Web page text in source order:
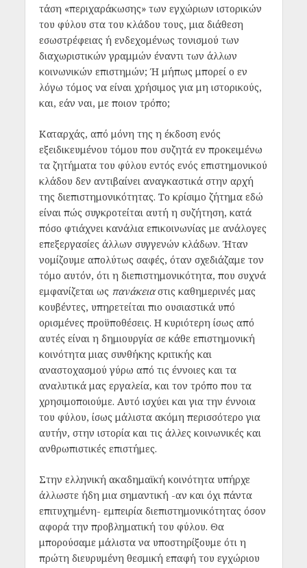
τάση «περιχαράκωσης» των εγχώριων ιστορικών
του φύλου στα του κλάδου τους, μια διάθεση
εσωστρέφειας ή ενδεχομένως τονισμού των
διαχωριστικών γραμμών έναντι των άλλων
κοινωνικών επιστημών; Ή μήπως μπορεί ο εν
λόγω τόμος να είναι χρήσιμος για μη ιστορικούς,
και, εάν ναι, με ποιον τρόπο;
Καταρχάς, από μόνη της η έκδοση ενός
εξειδικευμένου τόμου που συζητά εν προκειμένω
τα ζητήματα του φύλου εντός ενός επιστημονικού
κλάδου δεν αντιβαίνει αναγκαστικά στην αρχή
της διεπιστημονικότητας. Το κρίσιμο ζήτημα εδώ
είναι πώς συγκροτείται αυτή η συζήτηση, κατά
πόσο φτιάχνει κανάλια επικοινωνίας με ανάλογες
επεξεργασίες άλλων συγγενών κλάδων. Ήταν
νομίζουμε απολύτως σαφές, όταν σχεδιάζαμε τον
τόμο αυτόν, ότι η διεπιστημονικότητα, που συχνά
εμφανίζεται ως πανάκειαστις καθημερινές μας
κουβέντες, υπηρετείται πιο ουσιαστικά υπό
ορισμένες προϋποθέσεις. Η κυριότερη ίσως από
αυτές είναι η δημιουργία σε κάθε επιστημονική
κοινότητα μιας συνθήκης κριτικής και
αναστοχασμού γύρω από τις έννοιες και τα
αναλυτικά μας εργαλεία, και τον τρόπο που τα
χρησιμοποιούμε. Αυτό ισχύει και για την έννοια
του φύλου, ίσως μάλιστα ακόμη περισσότερο για
αυτήν, στην ιστορία και τις άλλες κοινωνικές και
ανθρωπιστικές επιστήμες.
Στην ελληνική ακαδημαϊκή κοινότητα υπήρχε
άλλωστε ήδη μια σημαντική -αν και όχι πάντα
επιτυχημένη- εμπειρία διεπιστημονικότητας όσον
αφορά την προβληματική του φύλου. Θα
μπορούσαμε μάλιστα να υποστηρίξουμε ότι η
πρώτη διευρυμένη θεσμική επαφή του εγχώριου